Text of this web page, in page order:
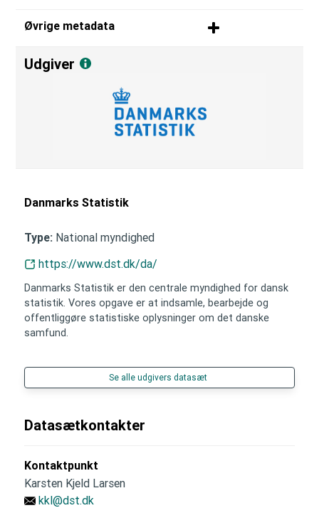
Øvrige metadata
Udgiver
Danmarks Statistik
Type: National myndighed
https://www.dst.dk/da/
Danmarks Statistik er den centrale myndighed for dansk
statistik. Vores opgave er at indsamle, bearbejde og
offentliggøre statistiske oplysninger om det danske
samfund.
Se alle udgivers datasæt
Datasætkontakter
Kontaktpunkt
Karsten Kjeld Larsen
kkl@dst.dk